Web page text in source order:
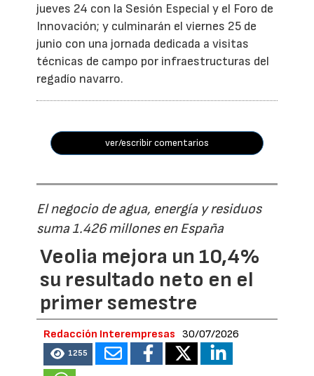
jueves 24 con la Sesión Especial y el Foro de
Innovación; y culminarán el viernes 25 de
junio con una jornada dedicada a visitas
técnicas de campo por infraestructuras del
regadío navarro.
ver/escribir comentarios
El negocio de agua, energía y residuos
suma 1.426 millones en España
Veolia mejora un 10,4%
su resultado neto en el
primer semestre
Redacción Interempresas 30/07/2026
1255